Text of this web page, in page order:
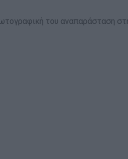
του αναπαράσταση